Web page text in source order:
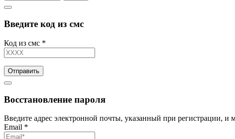
Введите код из смс
Код из смс *
Отправить
Восстановление пароля
Введите адрес электронной почты, указанный при регистрации,
Email *